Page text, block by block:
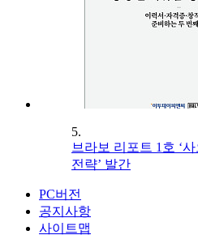
5.
브라보 리포트 1호 ‘
전략’ 발간
PC버전
공지사항
사이트맵